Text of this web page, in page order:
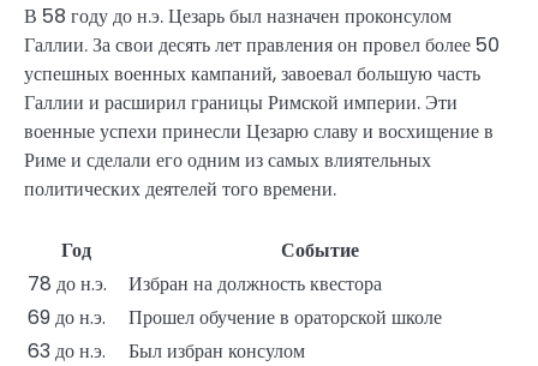
В 58 году до н.э. Цезарь был назначен проконсулом
Галлии. За свои десять лет правления он провел более 50
успешных военных кампаний, завоевал большую часть
Галлии и расширил границы Римской империи. Эти
военные успехи принесли Цезарю славу и восхищение в
Риме и сделали его одним из самых влиятельных
политических деятелей того времени.
Год
Событие
78 до н.э.
Избран на должность квестора
69 до н.э.
Прошел обучение в ораторской школе
63 до н.э.
Был избран консулом